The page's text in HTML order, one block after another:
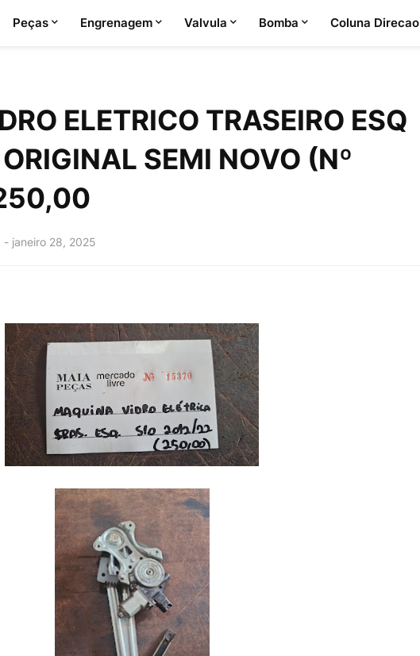
Peças Engrenagem Valvula Bomba Coluna Direcao
ELETRICO TRASEIRO ESQ
SEMI NOVO (Nº
- janeiro 28, 2025